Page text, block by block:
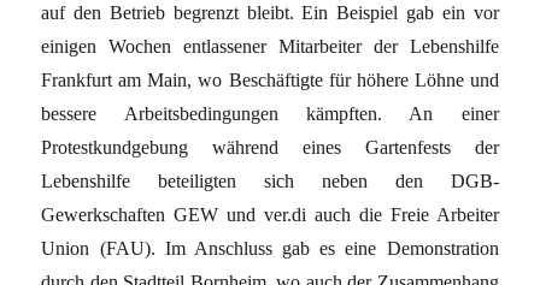
auf den Betrieb begrenzt bleibt. Ein Beispiel gab ein vor
einigen Wochen entlassener Mitarbeiter der Lebenshilfe
Frankfurt am Main, wo Beschäftigte für höhere Löhne und
bessere Arbeitsbedingungen kämpften. An einer
Protestkundgebung während eines Gartenfests der
Lebenshilfe beteiligten sich neben den DGB-
Gewerkschaften GEW und ver.di auch die Freie Arbeiter
Union (FAU). Im Anschluss gab es eine Demonstration